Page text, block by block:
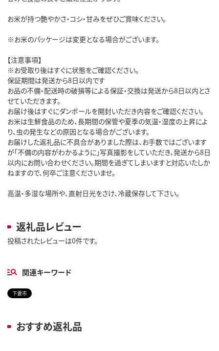
お米が持つ艶やかさ・コシ・甘みをぜひご賞味ください。
※お米のパッケージは変更となる場合がございます。
【注意事項】
※お受取り後はすぐに状態をご確認ください。
保証期間は発送から8日以内です
お品の不備・配送時の破損等による保証・交換は発送から8日以内とさ
せていただきます。
お届け後はすぐにダンボールを開封いただき内容をご確認ください。
お米は生鮮食品のため、長期間の保管や夏季の気温・湿度の上昇によ
り、虫の発生などの原因となる場合がございます。
お届けした返礼品に不具合がありました際は、お手数ではございます
が「不備の内容がわかるように」写真撮影をしていただき、発送から8日
以内にお問い合わせください。期間を過ぎてしまいますと対応いたしか
ねますので、何卒ご注意くださいませ。
高温・多湿な場所や、直射日光をさけ、冷蔵保存して下さい。
返礼品レビュー
投稿されたレビューは0件です。
関連キーワード
下妻市
おすすめ返礼品